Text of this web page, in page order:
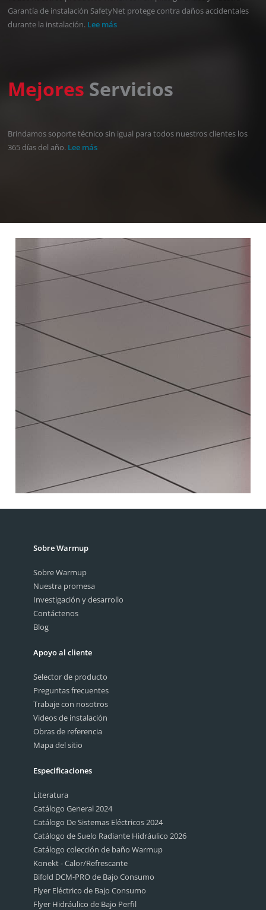
Garantía de instalación SafetyNet protege contra daños accidentales
durante la instalación. Lee más
Mejores Servicios
Brindamos soporte técnico sin igual para todos nuestros clientes los
365 días del año. Lee más
Obtenga Un Presupuesto
Sobre Warmup
Sobre Warmup
Nuestra promesa
Investigación y desarrollo
Contáctenos
Blog
Apoyo al cliente
Selector de producto
Preguntas frecuentes
Trabaje con nosotros
Videos de instalación
Obras de referencia
Mapa del sitio
Especificaciones
Literatura
Catálogo General 2024
Catálogo De Sistemas Eléctricos 2024
Catálogo de Suelo Radiante Hidráulico 2026
Catálogo colección de baño Warmup
Konekt - Calor/Refrescante
Bifold DCM-PRO de Bajo Consumo
Flyer Eléctrico de Bajo Consumo
Flyer Hidráulico de Bajo Perfil